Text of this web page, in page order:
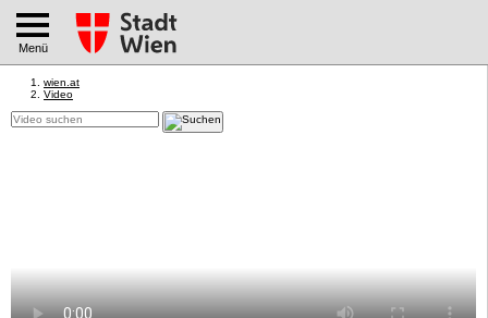
Menü
wien.at
Video